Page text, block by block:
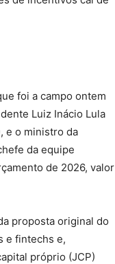
foi a campo ontem
Luiz Inácio Lula
e o ministro da
da equipe
de 2026, valor
proposta original do
e fintechs e,
próprio (JCP)